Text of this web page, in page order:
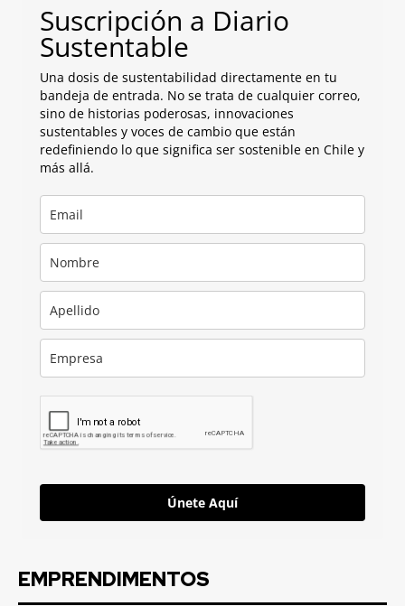
Suscripción a Diario
Sustentable
Una dosis de sustentabilidad directamente en tu
bandeja de entrada. No se trata de cualquier correo,
sino de historias poderosas, innovaciones
sustentables y voces de cambio que están
redefiniendo lo que significa ser sostenible en Chile y
más allá.
Únete Aquí
EMPRENDIMENTOS